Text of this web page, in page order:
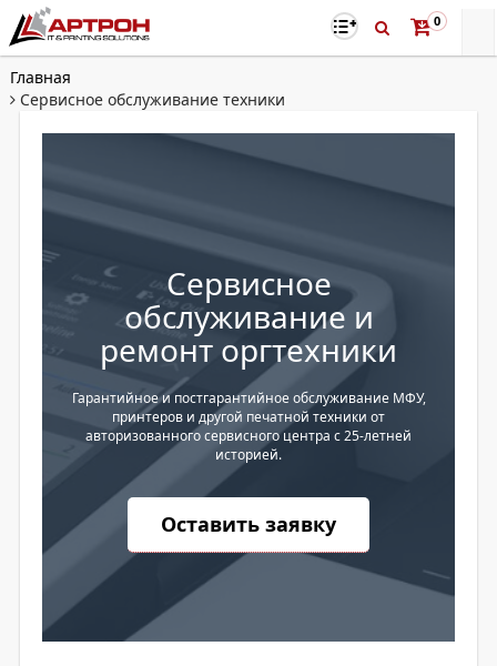
0
Главная
Сервисное обслуживание техники
Сервисное
обслуживание и
ремонт оргтехники
Гарантийное и постгарантийное обслуживание МФУ,
принтеров и другой печатной техники от
авторизованного сервисного центра с 25-летней
историей.
Оставить заявку